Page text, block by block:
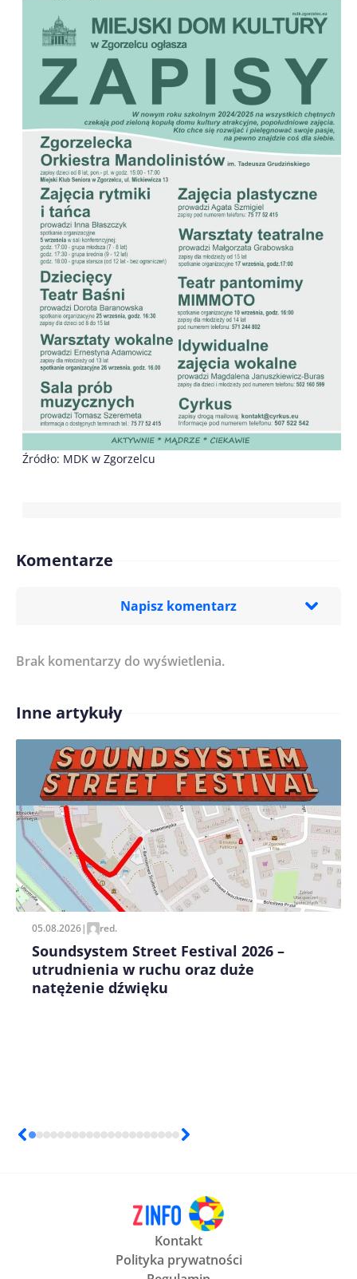
Źródło: MDK w Zgorzelcu
Komentarze
Napisz komentarz
Treść komentarza*
Imię/ Nick*
Zapamiętaj moje dane w tej przeglądarce podczas
pisania kolejnych komentarzy.
Brak komentarzy do wyświetlenia.
Inne artykuły
05.08.2026| red.
Soundsystem Street Festival 2026 –
utrudnienia w ruchu oraz duże
natężenie dźwięku
Kontakt
Polityka prywatności